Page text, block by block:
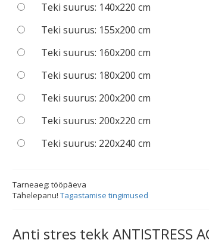
Teki suurus: 140x220 cm
Teki suurus: 155x200 cm
Teki suurus: 160x200 cm
Teki suurus: 180x200 cm
Teki suurus: 200x200 cm
Teki suurus: 200x220 cm
Teki suurus: 220x240 cm
Tarneaeg: tööpäeva
Tähelepanu! Tagastamise tingimused
Anti stres tekk ANTISTRESS